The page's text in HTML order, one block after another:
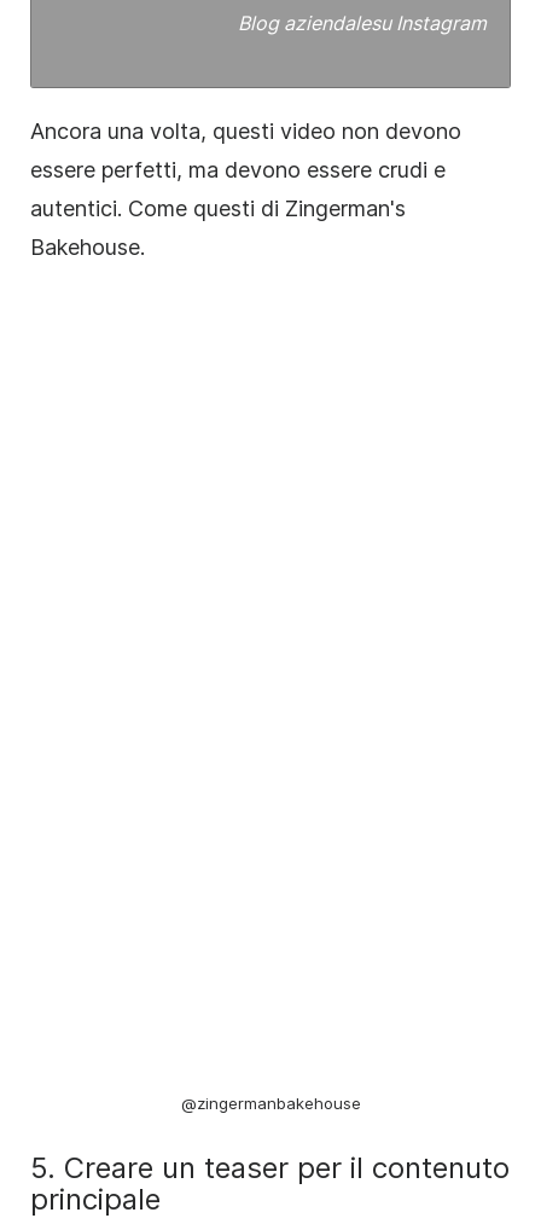
Blog aziendalesu Instagram
Ancora una volta, questi video non devono
essere perfetti, ma devono essere crudi e
autentici. Come questi di Zingerman's
Bakehouse.
@zingermanbakehouse
5. Creare un teaser per il contenuto
principale